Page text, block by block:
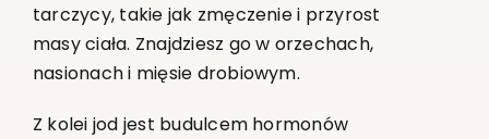
tarczycy, takie jak zmęczenie i przyrost
masy ciała. Znajdziesz go w orzechach,
nasionach i mięsie drobiowym.
Z kolei jod jest budulcem hormonów